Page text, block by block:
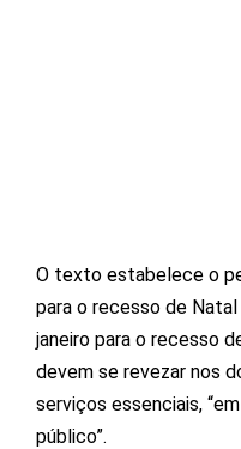
O texto estabelece o
para o recesso de
janeiro para o recesso
devem se revezar nos
serviços essenciais,
público”.